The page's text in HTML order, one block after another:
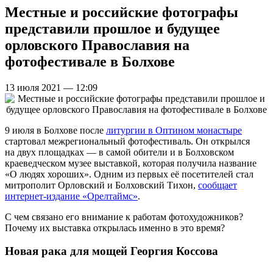
Местные и российские фотографы
представили прошлое и будущее
орловского Православия на
фотофестивале в Болхове
13 июля 2021 — 12:09
9 июля в Болхове после литургии в Оптином монастыре
стартовал межрегиональный фотофестиваль. Он открылся
на двух площадках — в самой обители и в Болховском
краеведческом музее выставкой, которая получила название
«О людях хороших». Одним из первых её посетителей стал
митрополит Орловский и Болховский Тихон, сообщает
интернет-издание «Орелтаймс».
С чем связано его внимание к работам фотохудожников?
Почему их выставка открылась именно в это время?
Новая рака для мощей Георгия Коссова